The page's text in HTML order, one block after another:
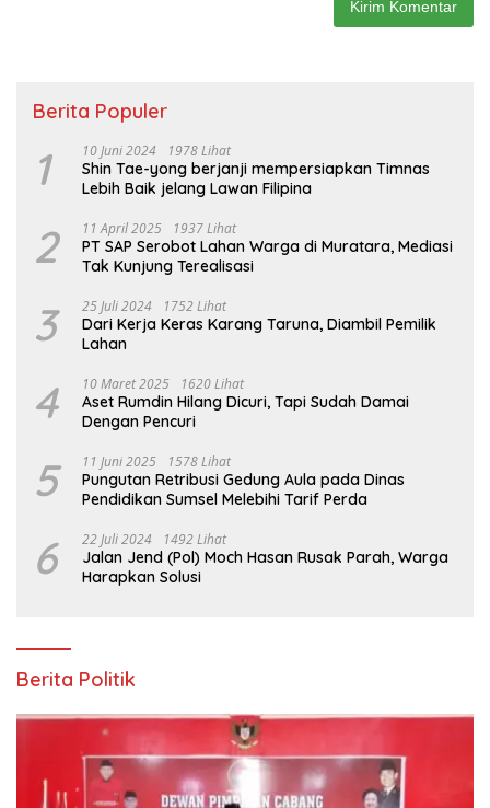
Berita Populer
1 10 Juni 2024 1978 Lihat
Shin Tae-yong berjanji mempersiapkan Timnas
Lebih Baik jelang Lawan Filipina
2 11 April 2025 1937 Lihat
PT SAP Serobot Lahan Warga di Muratara, Mediasi
Tak Kunjung Terealisasi
3 25 Juli 2024 1752 Lihat
Dari Kerja Keras Karang Taruna, Diambil Pemilik
Lahan
4 10 Maret 2025 1620 Lihat
Aset Rumdin Hilang Dicuri, Tapi Sudah Damai
Dengan Pencuri
5 11 Juni 2025 1578 Lihat
Pungutan Retribusi Gedung Aula pada Dinas
Pendidikan Sumsel Melebihi Tarif Perda
6 22 Juli 2024 1492 Lihat
Jalan Jend (Pol) Moch Hasan Rusak Parah, Warga
Harapkan Solusi
Berita Politik